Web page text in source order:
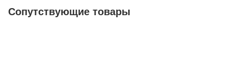
Сопутствующие товары